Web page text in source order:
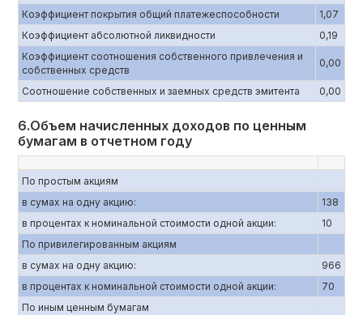
Коэффициент покрытия общий платежеспособности
1,07
Коэффициент абсолютной ликвидности
0,19
Коэффициент соотношения собственного привлечения и
собственных средств
0,00
Соотношение собственных и заемных средств эмитента 0,00
6.Объем начисленных доходов по ценным
бумагам в отчетном году
По простым акциям
в сумах на одну акцию:
138
в процентах к номинальной стоимости одной акции:
10
По привилегированным акциям
в сумах на одну акцию:
966
в процентах к номинальной стоимости одной акции:
70
По иным ценным бумагам